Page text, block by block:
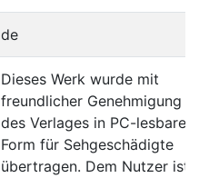
de
Dieses Werk wurde mit
freundlicher Genehmigung
des Verlages in PC-lesbare
Form für Sehgeschädigte
übertragen. Dem Nutzer ist